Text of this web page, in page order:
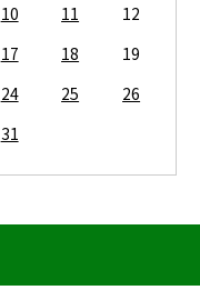
10 11
12
17 18
19
24 25
26
31